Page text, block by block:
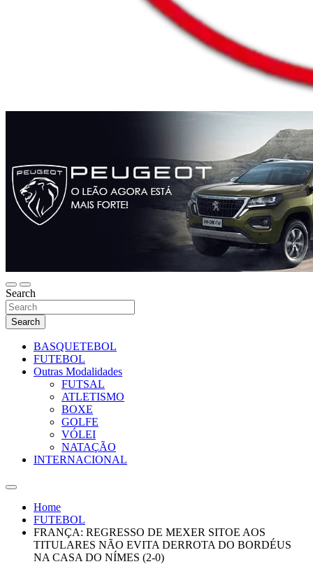
Search
Search
BASQUETEBOL
FUTEBOL
Outras Modalidades
FUTSAL
ATLETISMO
BOXE
GOLFE
VÓLEI
NATAÇÃO
INTERNACIONAL
Home
FUTEBOL
FRANÇA: REGRESSO DE MEXER SITOE AOS
TITULARES NÃO EVITA DERROTA DO BORDÉUS
NA CASA DO NÍMES (2-0)